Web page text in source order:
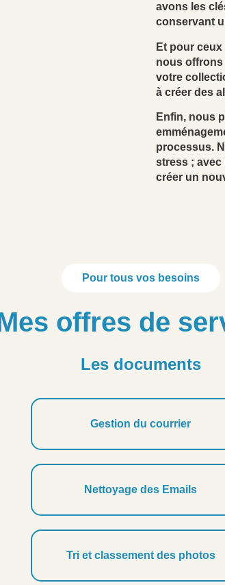
avons les
conservant
Et pour
nous offrons
votre
à créer des
Enfin, nous
processus.
stress ; avec
créer un
Pour tous vos besoins
offres de
Les documents
Gestion du courrier
Nettoyage des Emails
Tri et classement des photos